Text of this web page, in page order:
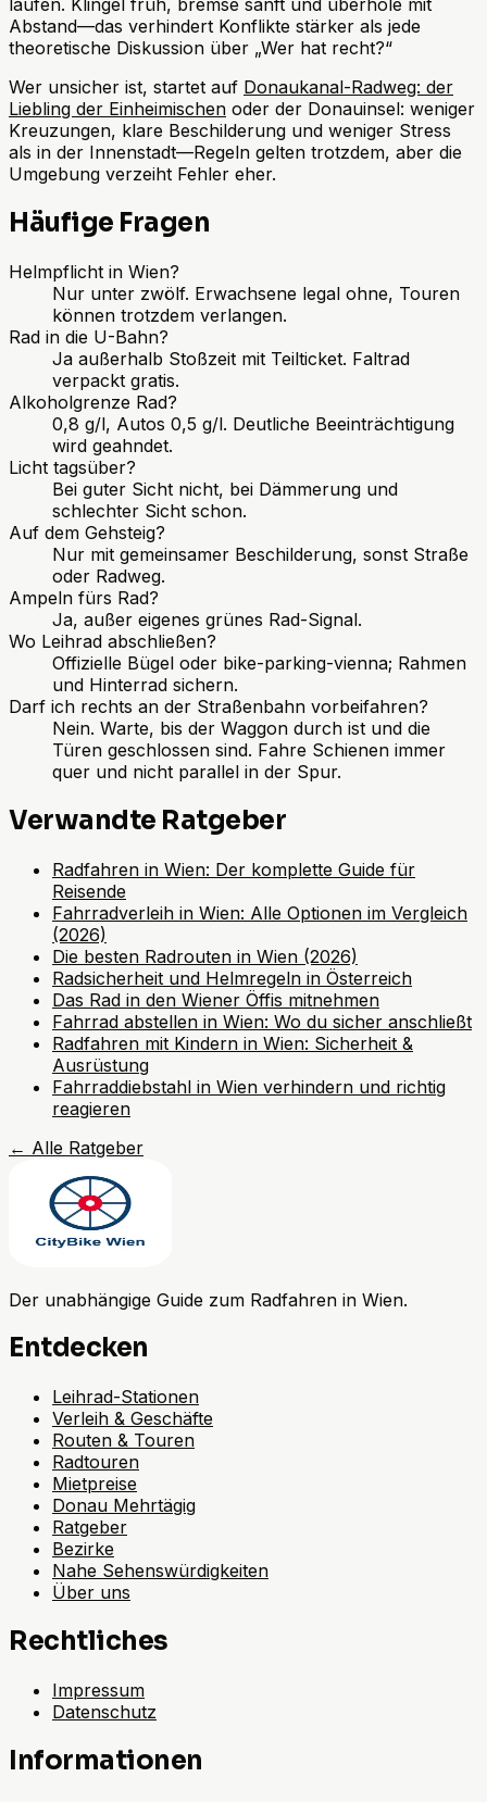
Abstand—das verhindert Konflikte stärker als jede
theoretische Diskussion über „Wer hat recht?“
Wer unsicher ist, startet auf Donaukanal-Radweg: der
Liebling der Einheimischen oder der Donauinsel: weniger
Kreuzungen, klare Beschilderung und weniger Stress
als in der Innenstadt—Regeln gelten trotzdem, aber die
Umgebung verzeiht Fehler eher.
Häufige Fragen
Helmpflicht in Wien?
Nur unter zwölf. Erwachsene legal ohne, Touren
können trotzdem verlangen.
Rad in die U-Bahn?
Ja außerhalb Stoßzeit mit Teilticket. Faltrad
verpackt gratis.
Alkoholgrenze Rad?
0,8 g/l, Autos 0,5 g/l. Deutliche Beeinträchtigung
wird geahndet.
Licht tagsüber?
Bei guter Sicht nicht, bei Dämmerung und
schlechter Sicht schon.
Auf dem Gehsteig?
Nur mit gemeinsamer Beschilderung, sonst Straße
oder Radweg.
Ampeln fürs Rad?
Ja, außer eigenes grünes Rad-Signal.
Wo Leihrad abschließen?
Offizielle Bügel oder bike-parking-vienna; Rahmen
und Hinterrad sichern.
Darf ich rechts an der Straßenbahn vorbeifahren?
Nein. Warte, bis der Waggon durch ist und die
Türen geschlossen sind. Fahre Schienen immer
quer und nicht parallel in der Spur.
Verwandte Ratgeber
Radfahren in Wien: Der komplette Guide für
Reisende
Fahrradverleih in Wien: Alle Optionen im Vergleich
(2026)
Die besten Radrouten in Wien (2026)
Radsicherheit und Helmregeln in Österreich
Das Rad in den Wiener Öffis mitnehmen
Fahrrad abstellen in Wien: Wo du sicher anschließt
Radfahren mit Kindern in Wien: Sicherheit &
Ausrüstung
Fahrraddiebstahl in Wien verhindern und richtig
reagieren
← Alle Ratgeber
Der unabhängige Guide zum Radfahren in Wien.
Entdecken
Leihrad-Stationen
Verleih & Geschäfte
Routen & Touren
Radtouren
Mietpreise
Donau Mehrtägig
Ratgeber
Bezirke
Nahe Sehenswürdigkeiten
Über uns
Rechtliches
Impressum
Datenschutz
Informationen